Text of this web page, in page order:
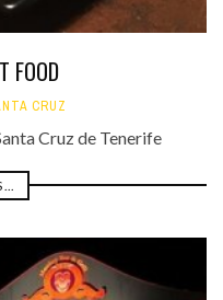
FOOD
CRUZ
Cruz de Tenerife